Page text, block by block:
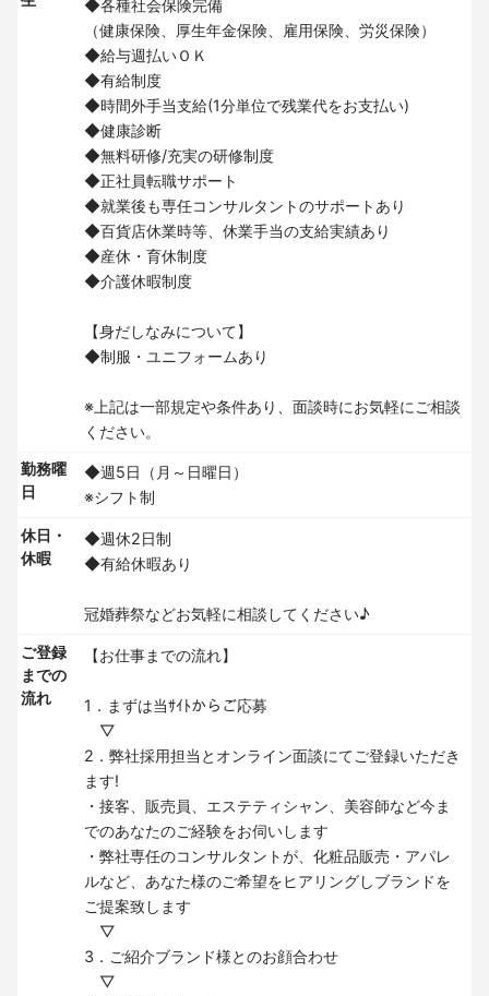
◆各種社会保険完備
（健康保険、厚生年金保険、雇用保険、労災保険）
◆給与週払いＯＫ
◆有給制度
◆時間外手当支給(1分単位で残業代をお支払い)
◆健康診断
◆無料研修/充実の研修制度
◆正社員転職サポート
◆就業後も専任コンサルタントのサポートあり
◆百貨店休業時等、休業手当の支給実績あり
◆産休・育休制度
◆介護休暇制度
【身だしなみについて】
◆制服・ユニフォームあり
※上記は一部規定や条件あり、面談時にお気軽にご相談
ください。
勤務曜
日
◆週5日（月～日曜日）
※シフト制
休日・
休暇
◆週休2日制
◆有給休暇あり
冠婚葬祭などお気軽に相談してください♪
ご登録
までの
流れ
【お仕事までの流れ】
1．まずは当ｻｲﾄからご応募
▽
2．弊社採用担当とオンライン面談にてご登録いただき
ます!
・接客、販売員、エステティシャン、美容師など今ま
でのあなたのご経験をお伺いします
・弊社専任のコンサルタントが、化粧品販売・アパレ
ルなど、あなた様のご希望をヒアリングしブランドを
ご提案致します
▽
3．ご紹介ブランド様とのお顔合わせ
▽